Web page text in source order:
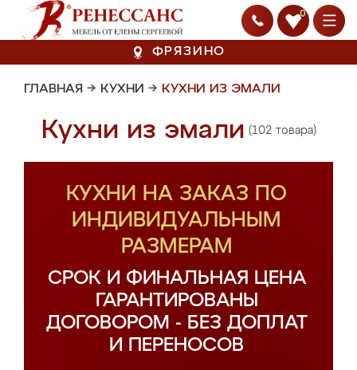
0
ФРЯЗИНО
ГЛАВНАЯ → КУХНИ → КУХНИ ИЗ ЭМАЛИ
Кухни из эмали (102 товара)
КУХНИ НА ЗАКАЗ ПО
ИНДИВИДУАЛЬНЫМ
РАЗМЕРАМ
СРОК И ФИНАЛЬНАЯ ЦЕНА
ГАРАНТИРОВАНЫ
ДОГОВОРОМ - БЕЗ ДОПЛАТ
И ПЕРЕНОСОВ